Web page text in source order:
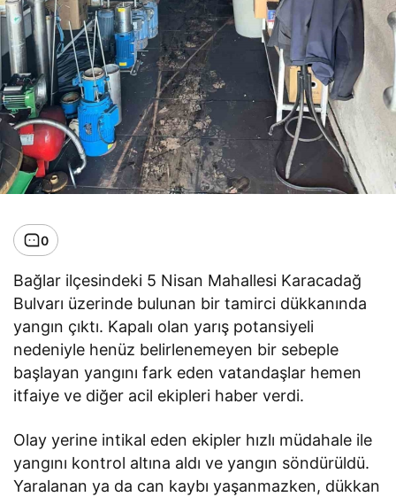
0
Bağlar ilçesindeki 5 Nisan Mahallesi Karacadağ
Bulvarı üzerinde bulunan bir tamirci dükkanında
yangın çıktı. Kapalı olan yarış potansiyeli
nedeniyle henüz belirlenemeyen bir sebeple
başlayan yangını fark eden vatandaşlar hemen
itfaiye ve diğer acil ekipleri haber verdi.
Olay yerine intikal eden ekipler hızlı müdahale ile
yangını kontrol altına aldı ve yangın söndürüldü.
Yaralanan ya da can kaybı yaşanmazken, dükkan